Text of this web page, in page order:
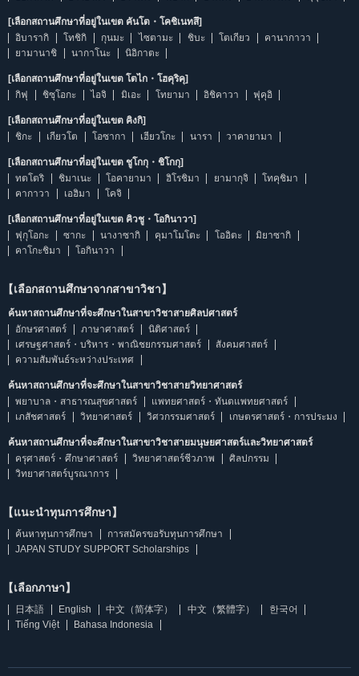
[เลือกสถานศึกษาที่อยู่ในเขต คันโต・โคชิเนทสึ]
อิบารากิ
โทชิกิ กุนมะ ไซตามะ ชิบะ โตเกียว
คานากาวา
ยามานาชิ
นากาโนะ นิอิกาตะ
[เลือกสถานศึกษาที่อยู่ในเขต โตไก・โฮคุริคุ]
กิฟุ
ชิซุโอกะ ไอจิ มิเอะ โทยามา อิชิคาวา ฟุคุอิ
[เลือกสถานศึกษาที่อยู่ในเขต คิงกิ]
ชิกะ
เกียวโต โอซากา เฮียวโกะ นารา วาคายามา
[เลือกสถานศึกษาที่อยู่ในเขต ชูโกกุ・ชิโกกุ]
ทตโตริ
ชิมาเนะ โอคายามา ฮิโรชิมา ยามากุจิ
โทคุชิมา
คากาวา
เอฮิมา โคจิ
[เลือกสถานศึกษาที่อยู่ในเขต คิวชู・โอกินาวา]
ฟุกุโอกะ
ซากะ นางาซากิ คุมาโมโตะ โออิตะ
มิยาซากิ
คาโกะชิมา
โอกินาวา
【เลือกสถานศึกษาจากสาขาวิชา】
ค้นหาสถานศึกษาที่จะศึกษาในสาขาวิชาสายศิลปศาสตร์
อักษรศาสตร์
ภาษาศาสตร์
นิติศาสตร์
เศรษฐศาสตร์・บริหาร・พาณิชยกรรมศาสตร์
สังคมศาสตร์
ความสัมพันธ์ระหว่างประเทศ
ค้นหาสถานศึกษาที่จะศึกษาในสาขาวิชาสายวิทยาศาสตร์
พยาบาล・สาธารณสุขศาสตร์
แพทยศาสตร์・ทันตแพทยศาสตร์
เภสัชศาสตร์
วิทยาศาสตร์ วิศวกรรมศาสตร์ เกษตรศาสตร์・การประมง
ค้นหาสถานศึกษาที่จะศึกษาในสาขาวิชาสายมนุษยศาสตร์และวิทยาศาสตร์
ครุศาสตร์・ศึกษาศาสตร์
วิทยาศาสตร์ชีวภาพ
ศิลปกรรม
วิทยาศาสตร์บูรณาการ
【แนะนำทุนการศึกษา】
ค้นหาทุนการศึกษา
การสมัครขอรับทุนการศึกษา
JAPAN STUDY SUPPORT Scholarships
【เลือกภาษา】
日本語 English 中文（简体字） 中文（繁體字）
한국어
Tiếng Việt
Bahasa Indonesia